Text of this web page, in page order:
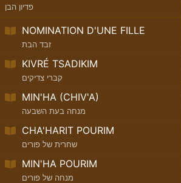
פדיון הבן
NOMINATION D'UNE FILLE
זבד הבת
KIVRÉ TSADIKIM
קברי צדיקים
MIN'HA (CHIV'A)
מנחה בעת השבעה
CHA'HARIT POURIM
שחרית של פורים
MIN'HA POURIM
מנחה של פורים